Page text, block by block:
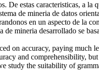
estas caracteristicas, a la
de mineria de datos
en un aspecto de la
mineria desarrollado se
on accuracy, paying much
and comprehensibility,
study the suitability of